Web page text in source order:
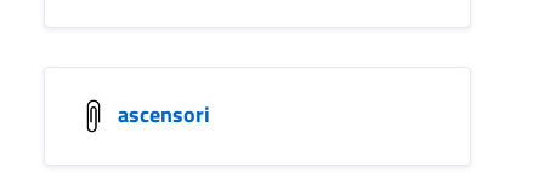
ascensori